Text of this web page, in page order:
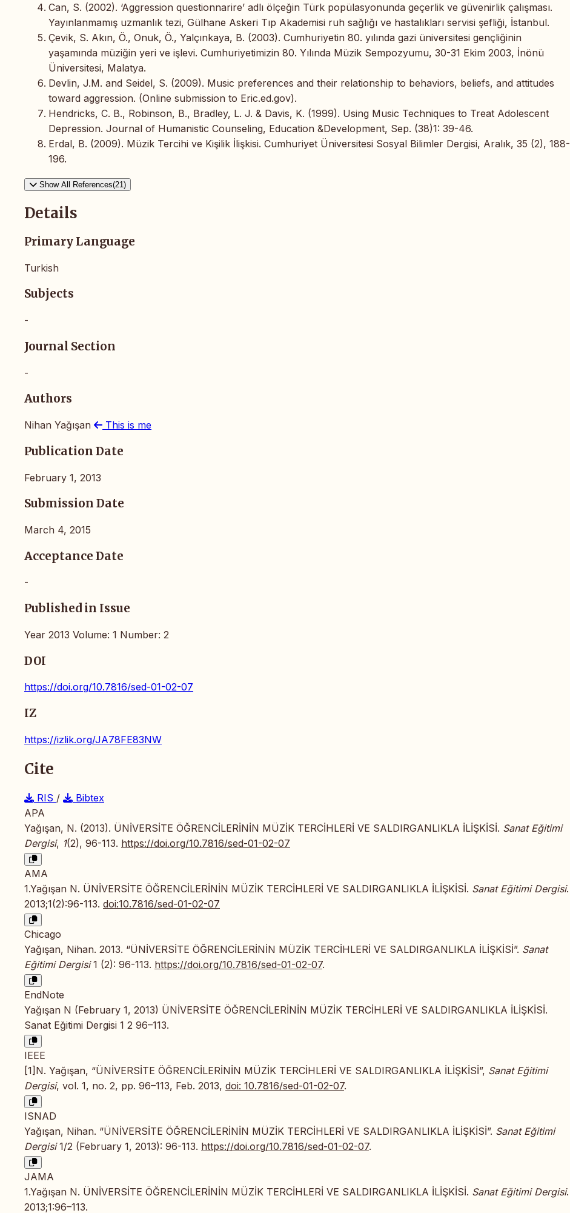
Can, S. (2002). ‘Aggression questionnarire’ adlı ölçeğin Türk popülasyonunda geçerlik ve güvenirlik çalışması.
Yayınlanmamış uzmanlık tezi, Gülhane Askeri Tıp Akademisi ruh sağlığı ve hastalıkları servisi şefliği, İstanbul.
Çevik, S. Akın, Ö., Onuk, Ö., Yalçınkaya, B. (2003). Cumhuriyetin 80. yılında gazi üniversitesi gençliğinin
yaşamında müziğin yeri ve işlevi. Cumhuriyetimizin 80. Yılında Müzik Sempozyumu, 30-31 Ekim 2003, İnönü
Üniversitesi, Malatya.
Devlin, J.M. and Seidel, S. (2009). Music preferences and their relationship to behaviors, beliefs, and attitudes
toward aggression. (Online submission to Eric.ed.gov).
Hendricks, C. B., Robinson, B., Bradley, L. J. & Davis, K. (1999). Using Music Techniques to Treat Adolescent
Depression. Journal of Humanistic Counseling, Education &Development, Sep. (38)1: 39-46.
Erdal, B. (2009). Müzik Tercihi ve Kişilik İlişkisi. Cumhuriyet Üniversitesi Sosyal Bilimler Dergisi, Aralık, 35 (2), 188-
196.
Show All References(21)
Details
Primary Language
Turkish
Subjects
-
Journal Section
-
Authors
Nihan Yağışan This is me
Publication Date
February 1, 2013
Submission Date
March 4, 2015
Acceptance Date
-
Published in Issue
Year 2013 Volume: 1 Number: 2
DOI
https://doi.org/10.7816/sed-01-02-07
IZ
https://izlik.org/JA78FE83NW
Cite
RIS /
Bibtex
APA
Yağışan, N. (2013). ÜNİVERSİTE ÖĞRENCİLERİNİN MÜZİK TERCİHLERİ VE SALDIRGANLIKLA İLİŞKİSİ. Sanat Eğitimi
Dergisi, 1(2), 96-113. https://doi.org/10.7816/sed-01-02-07
AMA
1.Yağışan N. ÜNİVERSİTE ÖĞRENCİLERİNİN MÜZİK TERCİHLERİ VE SALDIRGANLIKLA İLİŞKİSİ. Sanat Eğitimi Dergisi.
2013;1(2):96-113. doi:10.7816/sed-01-02-07
Chicago
Yağışan, Nihan. 2013. “ÜNİVERSİTE ÖĞRENCİLERİNİN MÜZİK TERCİHLERİ VE SALDIRGANLIKLA İLİŞKİSİ”. Sanat
Eğitimi Dergisi1 (2): 96-113. https://doi.org/10.7816/sed-01-02-07.
EndNote
Yağışan N (February 1, 2013) ÜNİVERSİTE ÖĞRENCİLERİNİN MÜZİK TERCİHLERİ VE SALDIRGANLIKLA İLİŞKİSİ.
Sanat Eğitimi Dergisi 1 2 96–113.
IEEE
[1]N. Yağışan, “ÜNİVERSİTE ÖĞRENCİLERİNİN MÜZİK TERCİHLERİ VE SALDIRGANLIKLA İLİŞKİSİ”, Sanat Eğitimi
Dergisi, vol. 1, no. 2, pp. 96–113, Feb. 2013, doi: 10.7816/sed-01-02-07.
ISNAD
Yağışan, Nihan. “ÜNİVERSİTE ÖĞRENCİLERİNİN MÜZİK TERCİHLERİ VE SALDIRGANLIKLA İLİŞKİSİ”. Sanat Eğitimi
Dergisi1/2 (February 1, 2013): 96-113. https://doi.org/10.7816/sed-01-02-07.
JAMA
1.Yağışan N. ÜNİVERSİTE ÖĞRENCİLERİNİN MÜZİK TERCİHLERİ VE SALDIRGANLIKLA İLİŞKİSİ. Sanat Eğitimi Dergisi.
2013;1:96–113.